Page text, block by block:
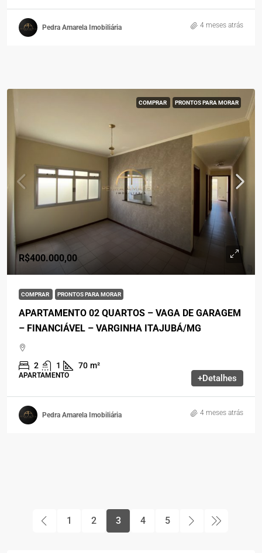
Pedra Amarela Imobiliária 4 meses atrás
COMPRAR PRONTOS PARA MORAR
R$400.000,00
COMPRAR PRONTOS PARA MORAR
APARTAMENTO 02 QUARTOS – VAGA DE GARAGEM
– FINANCIÁVEL – VARGINHA ITAJUBÁ/MG
2 1 70 m²
APARTAMENTO +Detalhes
Pedra Amarela Imobiliária 4 meses atrás
1 2 3 4 5